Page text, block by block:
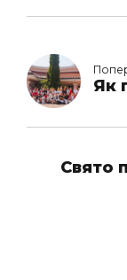
Як
Свято